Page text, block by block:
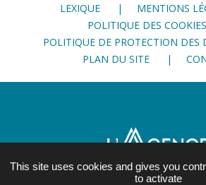
LEXIQUE
MENTIONS
POLITIQUE DES COOKIES
POLITIQUE DE PROTECTION DES
PLAN DU SITE
This site uses cookies and gives you
to activate